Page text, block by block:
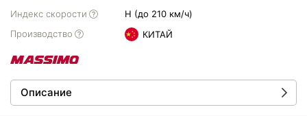
Индекс скорости
H (до 210 км/ч)
Производство
КИТАЙ
Описание